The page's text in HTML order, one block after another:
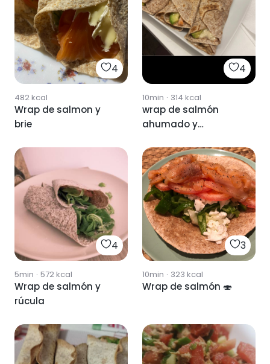
4
482kcal
Wrap de salmon y
brie
4
10min · 314 kcal
wrap de salmón
ahumado y
4
5min · 572kcal
Wrap de salmón y
rúcula
3
10min · 323 kcal
Wrap de salmón 🍣